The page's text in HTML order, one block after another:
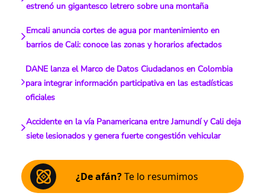
estrenó un gigantesco letrero sobre una montaña
Emcali anuncia cortes de agua por mantenimiento en
barrios de Cali: conoce las zonas y horarios afectados
DANE lanza el Marco de Datos Ciudadanos en Colombia
para integrar información participativa en las estadísticas
oficiales
Accidente en la vía Panamericana entre Jamundí y Cali deja
siete lesionados y genera fuerte congestión vehicular
¿De afán?Te lo resumimos